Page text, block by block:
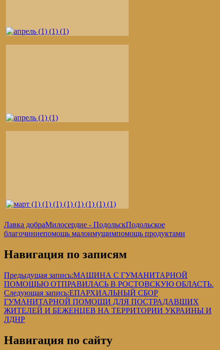
Лавка добраМилосердие - ПодольскПодольское
благочиниепомощь малоимущимпомощь продуктами
Навигация по записям
Предыдущая запись:МАШИНА С ГУМАНИТАРНОЙ
ПОМОЩЬЮ ОТПРАВИЛАСЬ В РОСТОВСКУЮ ОБЛАСТЬ.
Следующая запись:ЕПАРХИАЛЬНЫЙ СБОР
ГУМАНИТАРНОЙ ПОМОЩИ ДЛЯ ПОСТРАДАВШИХ
ЖИТЕЛЕЙ И БЕЖЕНЦЕВ НА ТЕРРИТОРИИ УКРАИНЫ И
ЛДНР
Навигация по сайту